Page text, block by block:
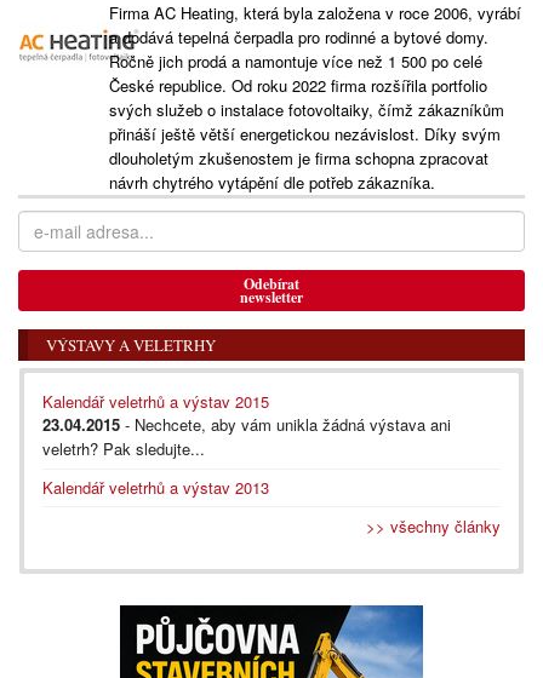
Firma AC Heating, která byla založena v roce 2006, vyrábí
a dodává tepelná čerpadla pro rodinné a bytové domy.
Ročně jich prodá a namontuje více než 1 500 po celé
České republice. Od roku 2022 firma rozšířila portfolio
svých služeb o instalace fotovoltaiky, čímž zákazníkům
přináší ještě větší energetickou nezávislost. Díky svým
dlouholetým zkušenostem je firma schopna zpracovat
návrh chytrého vytápění dle potřeb zákazníka.
Odebírat
newsletter
VÝSTAVY A VELETRHY
Kalendář veletrhů a výstav 2015
23.04.2015 - Nechcete, aby vám unikla žádná výstava ani
veletrh? Pak sledujte...
Kalendář veletrhů a výstav 2013
>> všechny články